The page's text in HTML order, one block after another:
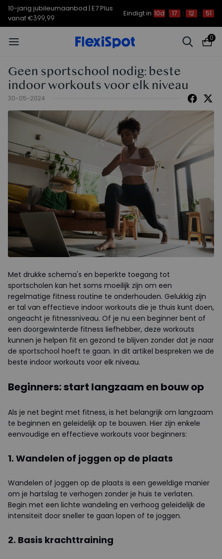
10-jarig jubileumaanbod | E7 Plus
vanaf €399,99
Eindigt in 10d 17 : 12 : 51
0
Geen sportschool nodig: beste
indoor workouts voor elk niveau
30-05-2024
Met drukke schema's en beperkte toegang tot
sportscholen kan het soms moeilijk zijn om een
regelmatige fitness routine te onderhouden. Gelukkig zijn
er tal van effectieve indoor workouts die je thuis kunt doen,
ongeacht je fitnessniveau. Of je nu een beginner bent of
een doorgewinterde fitness liefhebber, deze workouts
kunnen je helpen fit en gezond te blijven zonder dat je naar
de sportschool hoeft te gaan. In dit artikel bespreken we de
beste indoor workouts voor elk niveau.
Beginners: start langzaam en bouw op
Als je net begint met fitness, is het belangrijk om langzaam
te beginnen en geleidelijk op te bouwen. Hier zijn enkele
eenvoudige en effectieve workouts voor beginners:
1. Wandelen of joggen op de plaats
Wandelen of joggen op de plaats is een geweldige manier
om je hartslag te verhogen zonder je huis te verlaten.
Begin met een lichte wandeling en verhoog geleidelijk de
intensiteit door sneller te gaan lopen of te joggen.
2. Basis krachttraining